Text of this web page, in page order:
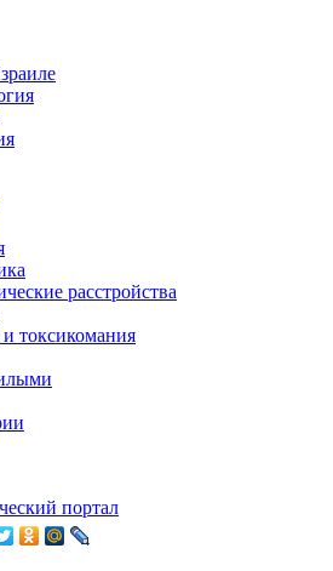
расстройства
токсикомания
портал